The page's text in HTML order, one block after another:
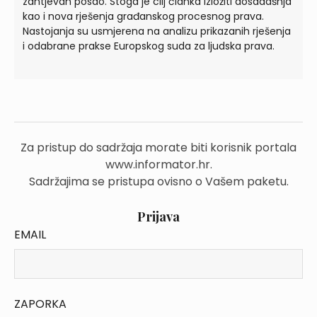
kao i nova rješenja građanskog procesnog prava.
Nastojanja su usmjerena na analizu prikazanih rješenja
i odabrane prakse Europskog suda za ljudska prava.
Za pristup do sadržaja morate biti korisnik portala
www.informator.hr.
Sadržajima se pristupa ovisno o Vašem paketu.
Prijava
EMAIL
ZAPORKA